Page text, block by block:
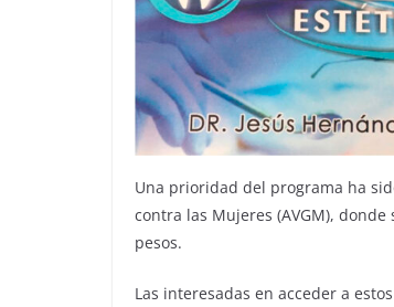
Una prioridad del programa ha
contra las Mujeres (AVGM),
pesos.
Las interesadas en acceder a